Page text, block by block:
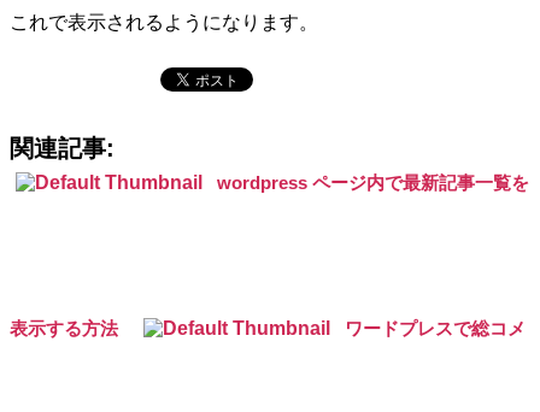
これで表示されるようになります。
関連記事:
wordpress ページ内で最新記事一覧を
表示する方法 ワードプレスで総コメ